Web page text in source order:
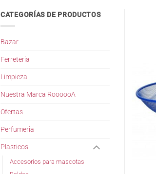
CATEGORÍAS DE PRODUCTOS
Bazar
Ferreteria
Limpieza
Nuestra Marca RoooooA
Ofertas
Perfumeria
Plasticos
Accesorios para mascotas